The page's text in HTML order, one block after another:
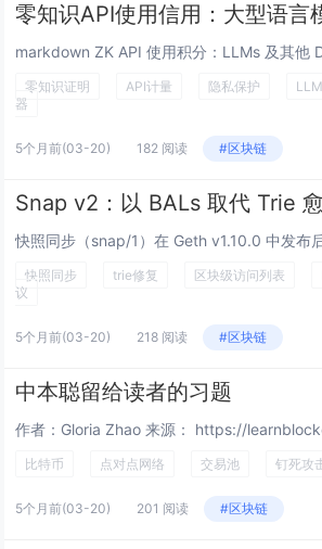
零知识API使用信用：大型语言
零知识证明 API计量 隐私保护
器
5个月前(03-20) 182 阅读 #区块链
快照同步 trie修复 区块级访问列表
议
5个月前(03-20) 218 阅读 #区块链
中本聪留给读者的习题
比特币 点对点网络 交易池 钉死攻
5个月前(03-20) 201 阅读 #区块链